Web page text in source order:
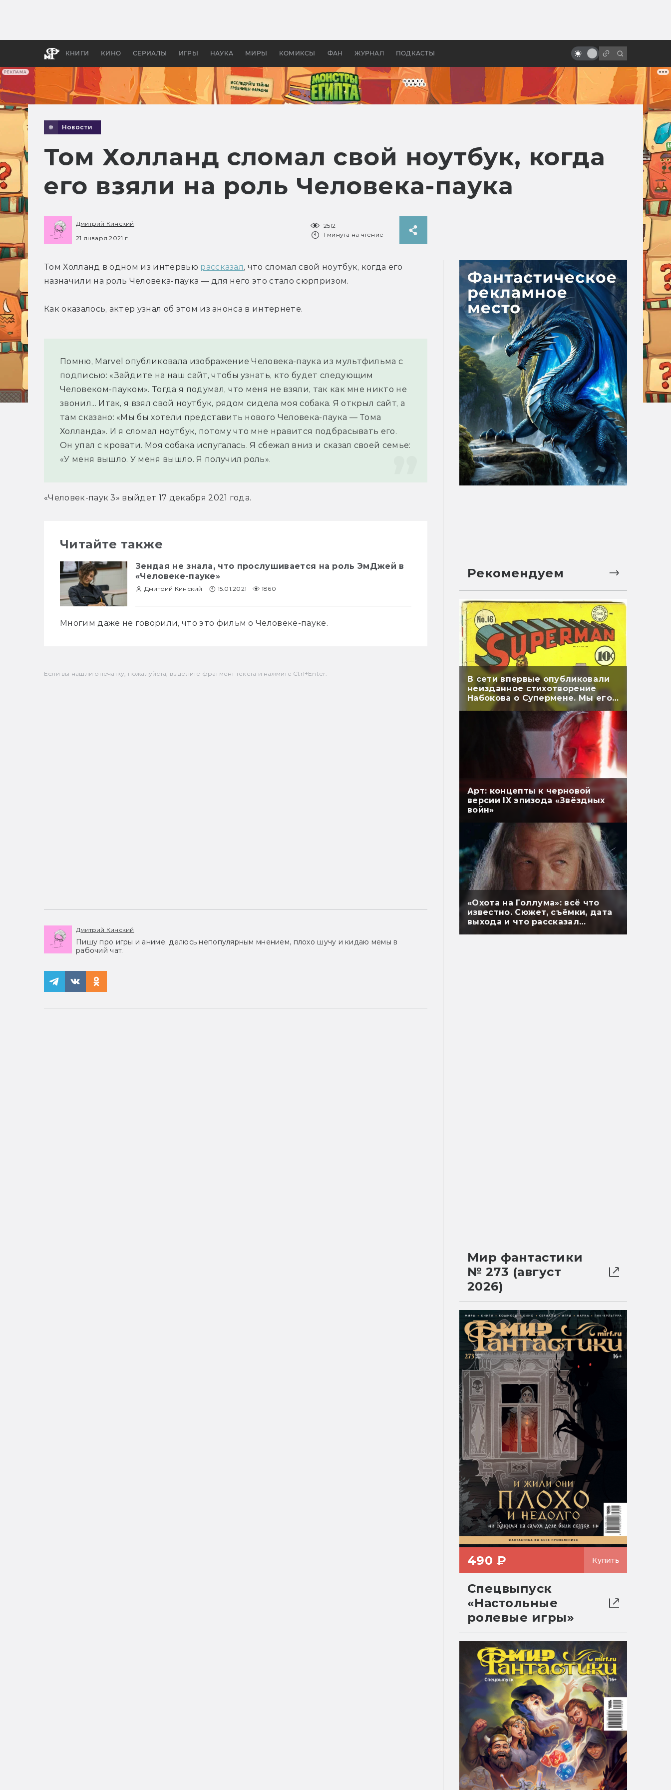
РЕКЛАМА
КНИГИ КИНО СЕРИАЛЫ ИГРЫ НАУКА МИРЫ КОМИКСЫ ФАН ЖУРНАЛ ПОДКАСТЫ
бы «Властелина колец»
Древней Грецией
что вымысел
Новости
Том Холланд сломал свой ноутбук, когда
его взяли на роль Человека-паука
Дмитрий Кинский
21 января 2021 г.
2512
1 минута на чтение
Том Холланд в одном из интервью рассказал, что сломал свой ноутбук, когда его
назначили на роль Человека-паука — для него это стало сюрпризом.
Как оказалось, актер узнал об этом из анонса в интернете.
Помню, Marvel опубликовала изображение Человека-паука из мультфильма с
подписью: «Зайдите на наш сайт, чтобы узнать, кто будет следующим
Человеком-пауком». Тогда я подумал, что меня не взяли, так как мне никто не
звонил... Итак, я взял свой ноутбук, рядом сидела моя собака. Я открыл сайт, а
там сказано: «Мы бы хотели представить нового Человека-паука — Тома
Холланда». И я сломал ноутбук, потому что мне нравится подбрасывать его.
Он упал с кровати. Моя собака испугалась. Я сбежал вниз и сказал своей семье:
«У меня вышло. У меня вышло. Я получил роль».
«Человек-паук 3» выйдет 17 декабря 2021 года.
Читайте также
Зендая не знала, что прослушивается на роль ЭмДжей в
«Человеке-пауке»
Дмитрий Кинский 15.01.2021 1860
Многим даже не говорили, что это фильм о Человеке-пауке.
Если вы нашли опечатку, пожалуйста, выделите фрагмент текста и нажмите Ctrl+Enter.
Дмитрий Кинский
Пишу про игры и аниме, делюсь непопулярным мнением, плохо шучу и кидаю мемы в
рабочий чат.
Рекомендуем
В сети впервые опубликовали
неизданное стихотворение
Набокова о Супермене. Мы его
перевели
Арт: концепты к черновой
версии IX эпизода «Звёздных
войн»
«Охота на Голлума»: всё что
известно. Сюжет, съёмки, дата
выхода и что рассказал
Мир фантастики
№ 273 (август
2026)
490 ₽ Купить
Спецвыпуск
«Настольные
ролевые игры»